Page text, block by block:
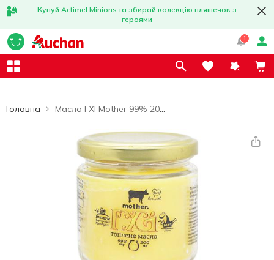
Купуй Actimel Minions та збирай колекцію пляшечок з
героями
1
Головна Масло ГХІ Mother 99% 200г